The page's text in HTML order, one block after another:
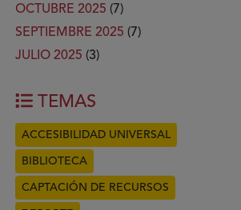
OCTUBRE 2025 (7)
SEPTIEMBRE 2025 (7)
JULIO 2025 (3)
TEMAS
ACCESIBILIDAD UNIVERSAL
BIBLIOTECA
CAPTACIÓN DE RECURSOS